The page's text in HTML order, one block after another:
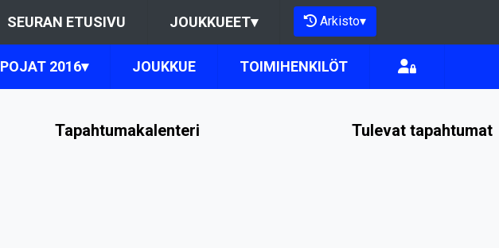
SEURAN ETUSIVU JOUKKUEET▾ Arkisto▾
POJAT 2016▾ JOUKKUE TOIMIHENKILÖT
Tapahtumakalenteri Tulevat tapahtumat